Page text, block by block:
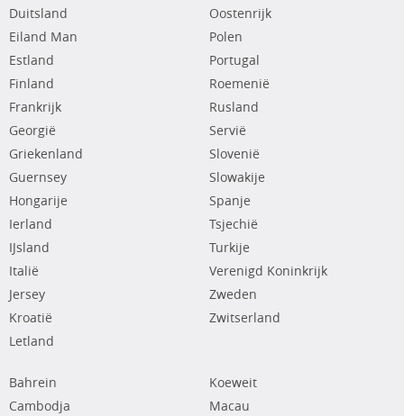
Duitsland
Eiland Man
Estland
Finland
Frankrijk
Georgië
Griekenland
Guernsey
Hongarije
Ierland
IJsland
Italië
Jersey
Kroatië
Letland
Oostenrijk
Polen
Portugal
Roemenië
Rusland
Servië
Slovenië
Slowakije
Spanje
Tsjechië
Turkije
Verenigd Koninkrijk
Zweden
Zwitserland
Bahrein
Cambodja
Koeweit
Macau